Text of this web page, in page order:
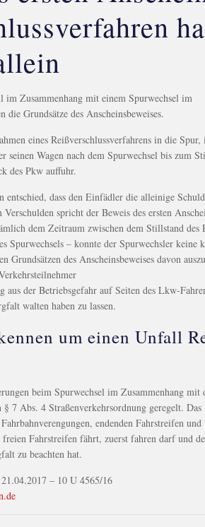
im Zusammenhang mit einem Spurwechsel im
die Grundsätze des Anscheinsbeweises.
eines Reißverschlussverfahrens in die Spur,
seinen Wagen nach dem Spurwechsel bis zum
des Pkw auffuhr.
entschied, dass den Einfädler die alleinige
spricht der Beweis des ersten
dem Zeitraum zwischen dem Stillstand
Spurwechsels – konnte der Spurwechsler keine
Grundsätzen des Anscheinsbeweises davon
aus der Betriebsgefahr auf Seiten des Lkw-
walten haben zu lassen.
um einen Unfall
beim Spurwechsel im Zusammenhang mit
7 Abs. 4 Straßenverkehrsordnung geregelt. Das
endenden Fahrstreifen
freien Fahrstreifen fährt, zuerst fahren darf und
zu beachten hat.
– 10 U 4565/16